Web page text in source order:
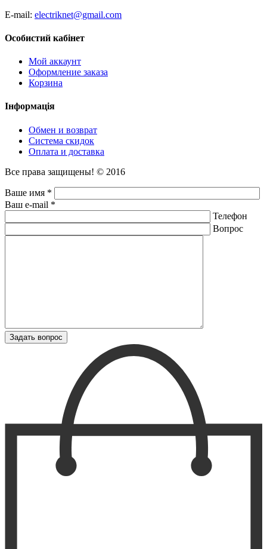
E-mail: electriknet@gmail.com
Особистий кабінет
Мой аккаунт
Оформление заказа
Корзина
Інформація
Обмен и возврат
Система скидок
Оплата и доставка
Все права защищены! © 2016
Ваше имя *
Ваш e-mail *
Телефон
Вопрос